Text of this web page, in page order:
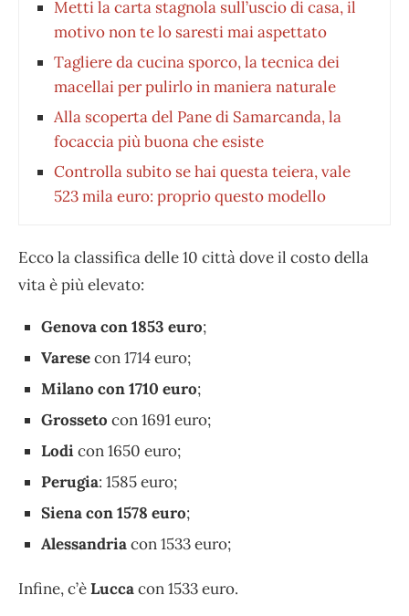
Metti la carta stagnola sull’uscio di casa, il
motivo non te lo saresti mai aspettato
Tagliere da cucina sporco, la tecnica dei
macellai per pulirlo in maniera naturale
Alla scoperta del Pane di Samarcanda, la
focaccia più buona che esiste
Controlla subito se hai questa teiera, vale
523 mila euro: proprio questo modello
Ecco la classifica delle 10 città dove il costo della
vita è più elevato:
Genova con 1853 euro;
Varesecon 1714 euro;
Milano con 1710 euro;
Grosseto con 1691 euro;
Lodicon 1650 euro;
Perugia: 1585 euro;
Siena con 1578 euro;
Alessandriacon 1533 euro;
Infine, c’èLuccacon 1533 euro.